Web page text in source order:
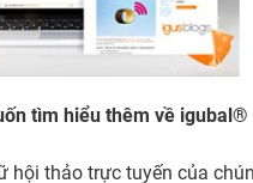
tìm hiểu thêm về igubal®
hội thảo trực tuyến của